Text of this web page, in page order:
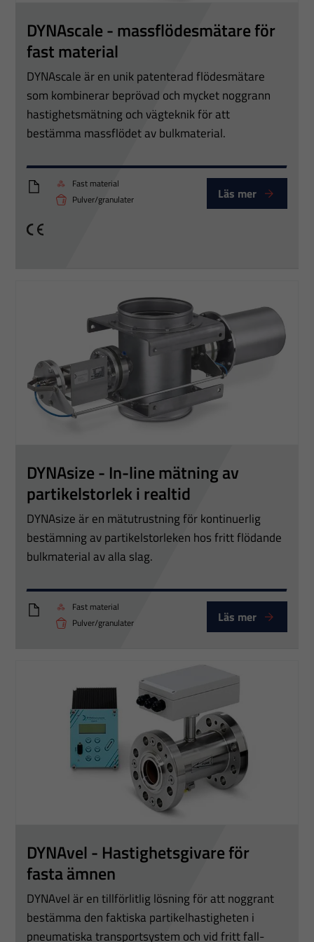
DYNAscale - massflödesmätare för
fast material
DYNAscale är en unik patenterad flödesmätare
som kombinerar beprövad och mycket noggrann
hastighetsmätning och vägteknik för att
bestämma massflödet av bulkmaterial.
BR_DYNAchute_Brochure_GB_03
Fast material
Pulver/granulater
Läs mer
CE
DYNAsize - In-line mätning av
partikelstorlek i realtid
DYNAsize är en mätutrustning för kontinuerlig
bestämning av partikelstorleken hos fritt flödande
bulk­material av alla slag.
Brochure_DYNAsize_GB02
Fast material
Pulver/granulater
Läs mer
DYNAvel - Hastighetsgivare för
fasta ämnen
DYNAvel är en tillförlitlig lösning för att noggrant
bestämma den faktiska partikelhastigheten i
pneumatiska transportsystem och vid fritt fall-
Nödvändiga
Dessa
bort. De
behövs för
taget ska
Statistik
För att vi ska
kunna
förbättra
och
uppbyggnad,
hur
hemsidan
används.